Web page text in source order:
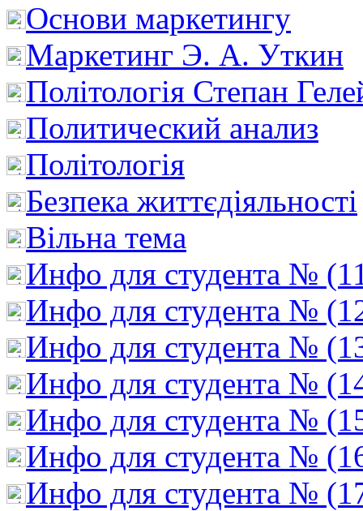
Основи маркетингу
Маркетинг Э. А. Уткин
Політологія Степан
Политический анализ
Політологія
Безпека життєдіяльності
Вільна тема
Инфо для студента №
Инфо для студента №
Инфо для студента №
Инфо для студента №
Инфо для студента №
Инфо для студента №
Инфо для студента №